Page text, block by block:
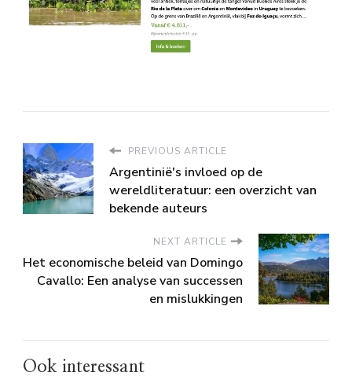
PREVIOUS ARTICLE
Argentinië's invloed op de
wereldliteratuur: een overzicht van
bekende auteurs
NEXT ARTICLE
Het economische beleid van Domingo
Cavallo: Een analyse van successen
en mislukkingen
Ook interessant